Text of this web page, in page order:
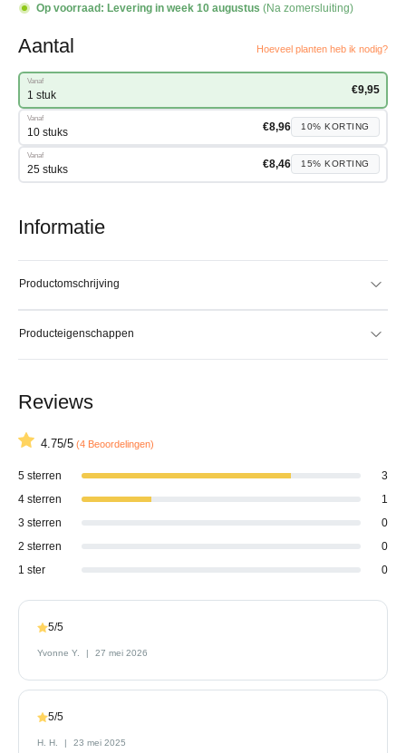
Op voorraad: Levering in week 10 augustus (Na zomersluiting)
Aantal Hoeveel planten heb ik nodig?
Vanaf
1 stuk €9,95
Vanaf
10 stuks €8,96 10% KORTING
Vanaf
25 stuks €8,46 15% KORTING
Informatie
Productomschrijving
Producteigenschappen
Reviews
4.75/5 (4 Beoordelingen)
5 sterren
3
4 sterren
1
3 sterren
0
2 sterren
0
1 ster
0
5/5
Yvonne Y. 27 mei 2026
5/5
H. H. 23 mei 2025